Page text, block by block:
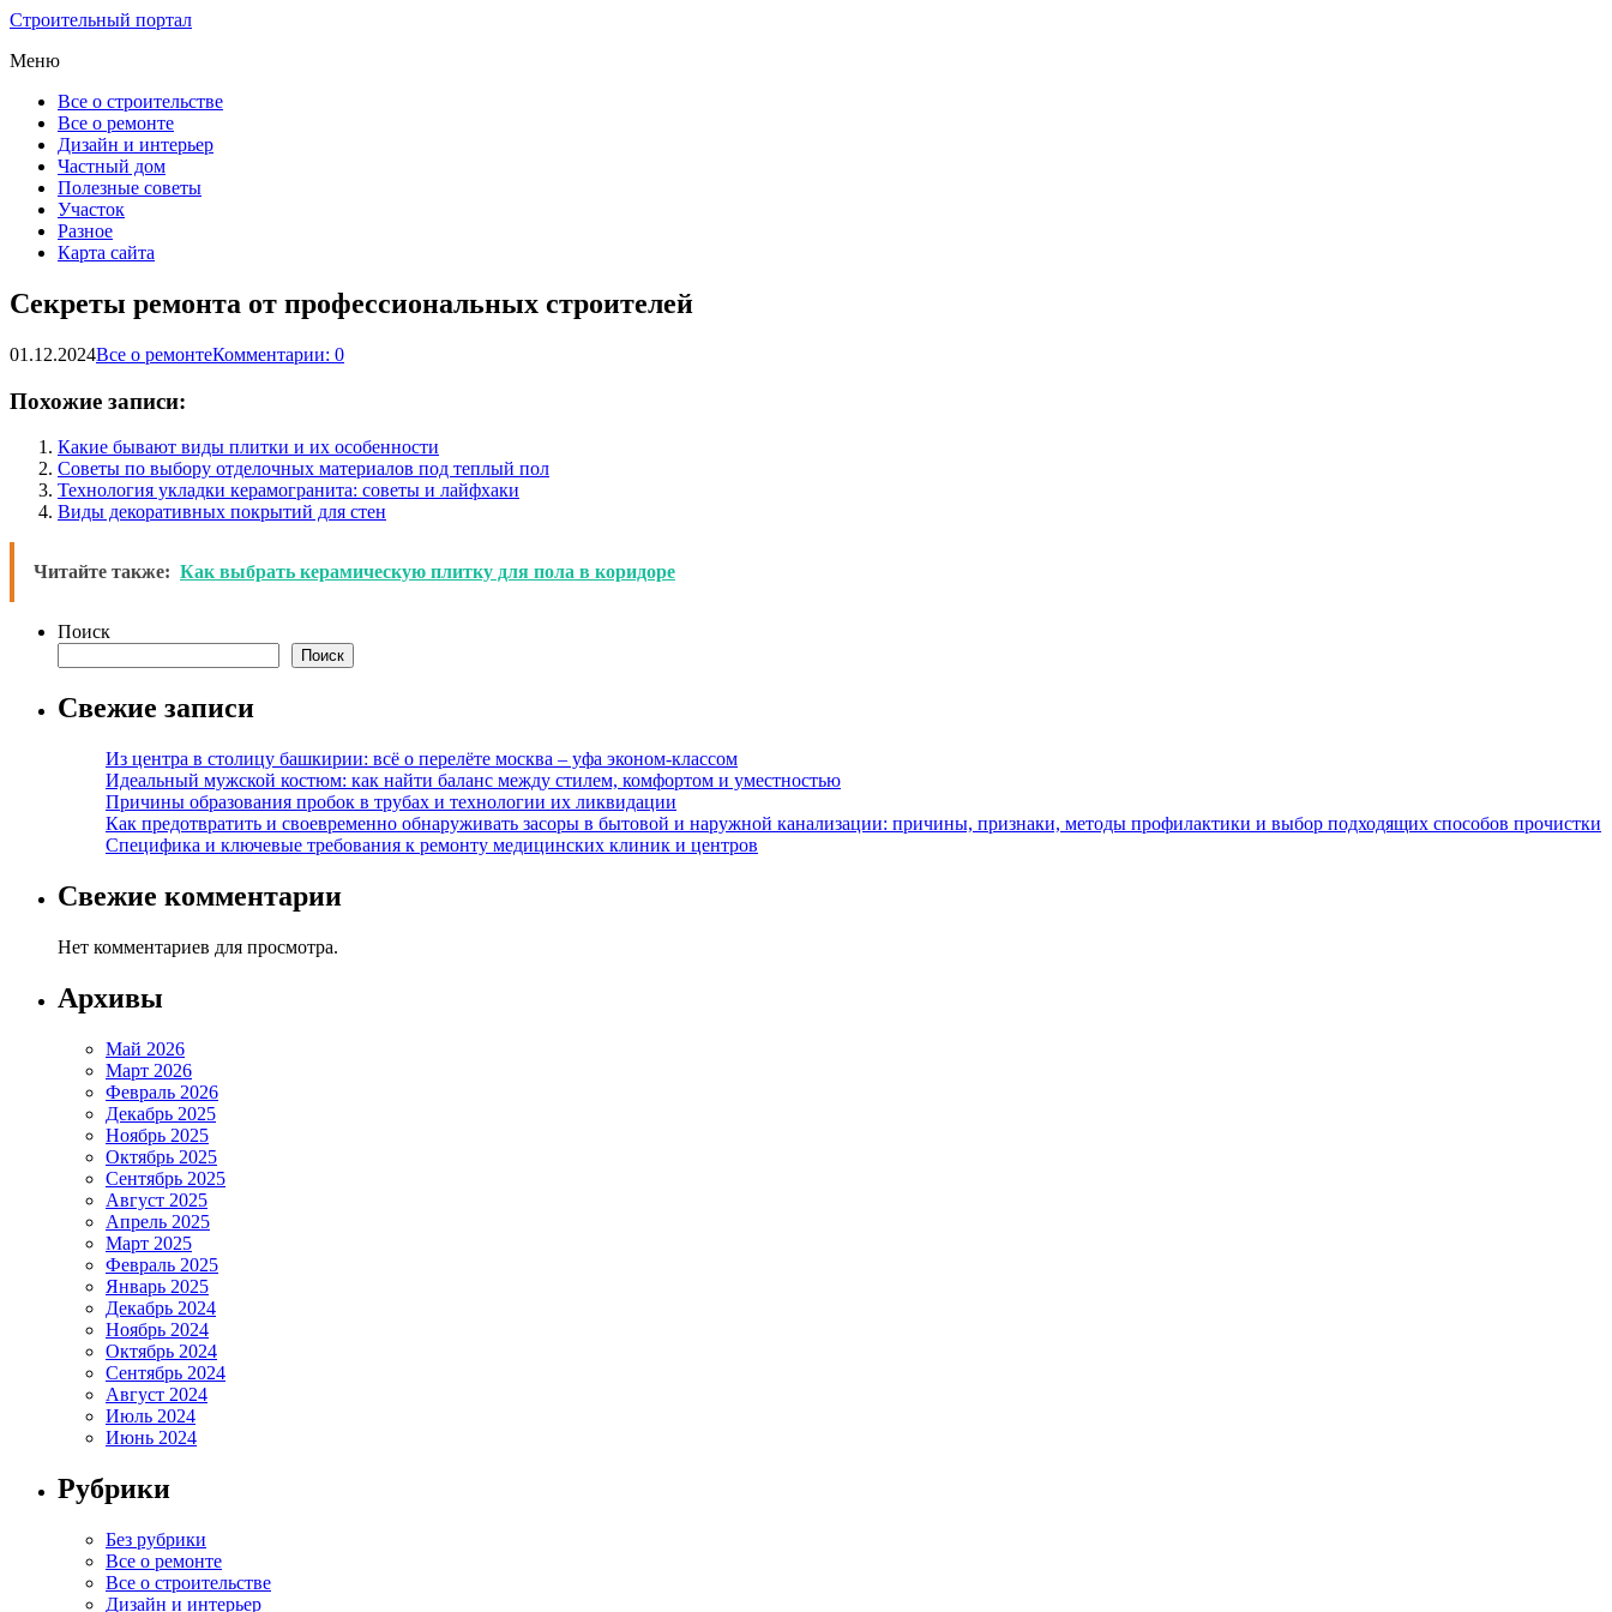
Строительный портал
Меню
Все о строительстве
Все о ремонте
Дизайн и интерьер
Частный дом
Полезные советы
Участок
Разное
Карта сайта
Секреты ремонта от профессиональных строителей
01.12.2024Все о ремонтеКомментарии: 0
Похожие записи:
Какие бывают виды плитки и их особенности
Советы по выбору отделочных материалов под теплый пол
Технология укладки керамогранита: советы и лайфхаки
Виды декоративных покрытий для стен
Читайте также: Как выбрать керамическую плитку для пола в коридоре
Поиск
Поиск
Свежие записи
Из центра в столицу башкирии: всё о перелёте москва – уфа эконом-классом
Идеальный мужской костюм: как найти баланс между стилем, комфортом и уместностью
Причины образования пробок в трубах и технологии их ликвидации
Как предотвратить и своевременно обнаруживать засоры в бытовой и наружной канализации: причины, признаки, методы профилактики и выбор подходящих способов прочистки
Специфика и ключевые требования к ремонту медицинских клиник и центров
Свежие комментарии
Нет комментариев для просмотра.
Архивы
Май 2026
Март 2026
Февраль 2026
Декабрь 2025
Ноябрь 2025
Октябрь 2025
Сентябрь 2025
Август 2025
Апрель 2025
Март 2025
Февраль 2025
Январь 2025
Декабрь 2024
Ноябрь 2024
Октябрь 2024
Сентябрь 2024
Август 2024
Июль 2024
Июнь 2024
Рубрики
Без рубрики
Все о ремонте
Все о строительстве
Дизайн и интерьер